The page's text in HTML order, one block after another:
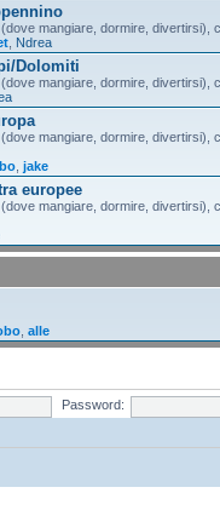
mangiare, dormire, divertirsi),
Ndrea
Dolomiti
mangiare, dormire, divertirsi),
mangiare, dormire, divertirsi),
jake
europee
mangiare, dormire, divertirsi),
alle
Password: